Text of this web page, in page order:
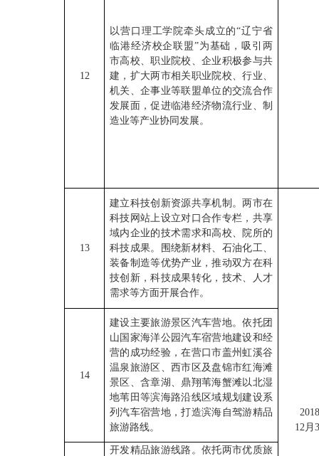
12
以营口理工学院牵头成立的“辽宁省
临港经济校企联盟”为基础，吸引两
市高校、职业院校、企业积极参与共
建，扩大两市相关职业院校、行业、
机关、企事业等联盟单位的交流合作
发展面，促进临港经济物流行业、制
造业等产业协同发展。
13
建立科技创新资源共享机制。两市在
科技网站上设立对口合作专栏，共享
域内企业的技术需求和高校、院所的
科技成果。围绕新材料、石油化工、
装备制造等优势产业，推动双方在科
技创新，科技成果转化，技术、人才
需求等方面开展合作。
12月
14
建设主要旅游景区汽车营地。依托团
山国家海洋公园汽车宿营地建设和经
营的成功经验，在营口市盖州虹溪谷
温泉旅游区、西市区及盘锦市红海滩
景区、含章湖、鼎翔苇海蟹滩以北湿
地苇田等滨海路沿线区域规划建设系
列汽车宿营地，打造滨海自驾游精品
旅游路线。
开发精品旅游线路。依托两市优质旅